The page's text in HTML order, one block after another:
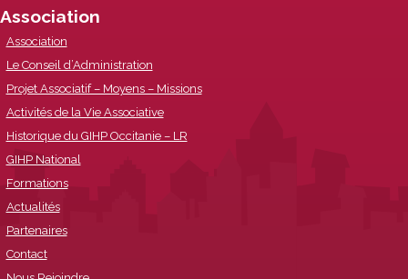
Association
Association
Le Conseil d’Administration
Projet Associatif – Moyens – Missions
Activités de la Vie Associative
Historique du GIHP Occitanie – LR
GIHP National
Formations
Actualités
Partenaires
Contact